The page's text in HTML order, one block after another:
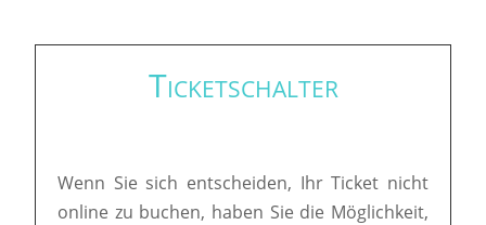
Ticketschalter
Wenn Sie sich entscheiden, Ihr Ticket nicht
online zu buchen, haben Sie die Möglichkeit,